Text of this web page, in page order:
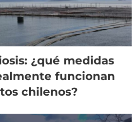
¿qué medidas
funcionan
chilenos?